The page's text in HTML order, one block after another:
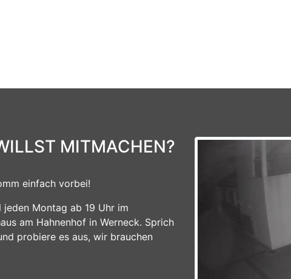
MITMACHEN?
einfach vorbei!
jeden Montag ab 19 Uhr im
am Hahnenhof in Werneck. Sprich
probiere es aus, wir brauchen